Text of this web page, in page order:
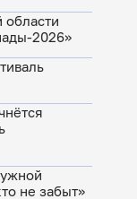
области
2026»
не забыт»